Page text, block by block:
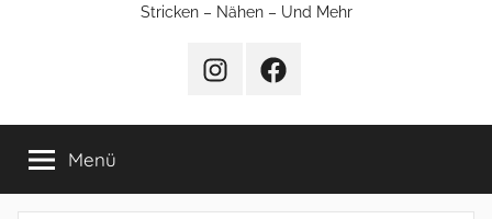
FrauSonnenburg
Stricken
–
Stricken – Nähen – Und Mehr
InstagramFacebook
Menü